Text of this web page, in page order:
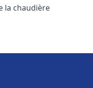
la chaudière